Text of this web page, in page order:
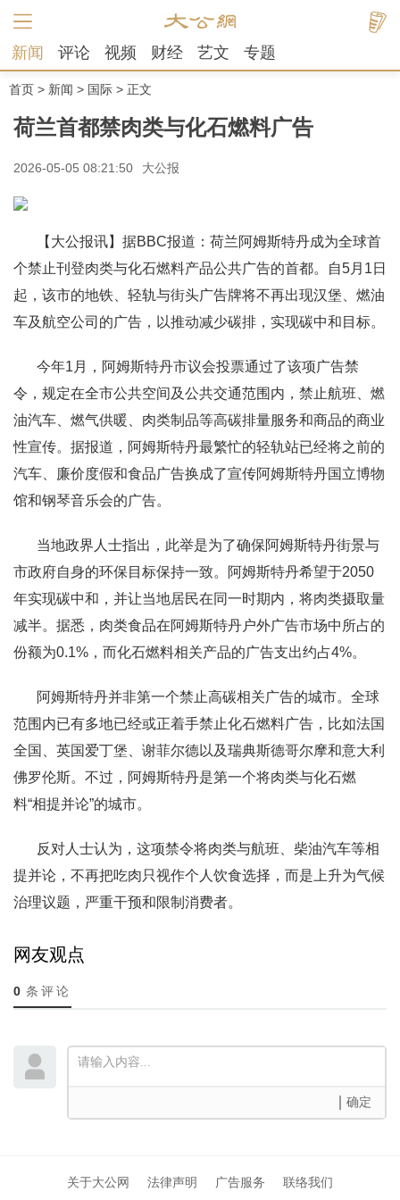
新闻 评论 视频 财经 艺文 专题
首页 > 新闻 > 国际 > 正文
荷兰首都禁肉类与化石燃料广告
2026-05-05 08:21:50 大公报
【大公报讯】据BBC报道：荷兰阿姆斯特丹成为全球首
个禁止刊登肉类与化石燃料产品公共广告的首都。自5月1日
起，该市的地铁、轻轨与街头广告牌将不再出现汉堡、燃油
车及航空公司的广告，以推动减少碳排，实现碳中和目标。
今年1月，阿姆斯特丹市议会投票通过了该项广告禁
令，规定在全市公共空间及公共交通范围内，禁止航班、燃
油汽车、燃气供暖、肉类制品等高碳排量服务和商品的商业
性宣传。据报道，阿姆斯特丹最繁忙的轻轨站已经将之前的
汽车、廉价度假和食品广告换成了宣传阿姆斯特丹国立博物
馆和钢琴音乐会的广告。
当地政界人士指出，此举是为了确保阿姆斯特丹街景与
市政府自身的环保目标保持一致。阿姆斯特丹希望于2050
年实现碳中和，并让当地居民在同一时期内，将肉类摄取量
减半。据悉，肉类食品在阿姆斯特丹户外广告市场中所占的
份额为0.1%，而化石燃料相关产品的广告支出约占4%。
阿姆斯特丹并非第一个禁止高碳相关广告的城市。全球
范围内已有多地已经或正着手禁止化石燃料广告，比如法国
全国、英国爱丁堡、谢菲尔德以及瑞典斯德哥尔摩和意大利
佛罗伦斯。不过，阿姆斯特丹是第一个将肉类与化石燃
料“相提并论”的城市。
反对人士认为，这项禁令将肉类与航班、柴油汽车等相
提并论，不再把吃肉只视作个人饮食选择，而是上升为气候
治理议题，严重干预和限制消费者。
网友观点
0 条评论
确定
关于大公网 法律声明 广告服务 联络我们